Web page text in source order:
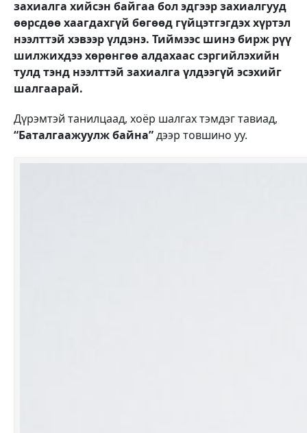
захиалга хийсэн байгаа бол эдгээр захиалгууд
өөрсдөө хаагдахгүй бөгөөд гүйцэтгэгдэх хүртэл
нээлттэй хэвээр үлдэнэ. Тиймээс шинэ бирж рүү
шилжихдээ хөрөнгөө алдахаас сэргийлэхийн
тулд тэнд нээлттэй захиалга үлдээгүй эсэхийг
шалгаарай.
Дүрэмтэй танилцаад, хоёр шалгах тэмдэг тавиад,
“Баталгаажуулж байна”дээр товшино уу.